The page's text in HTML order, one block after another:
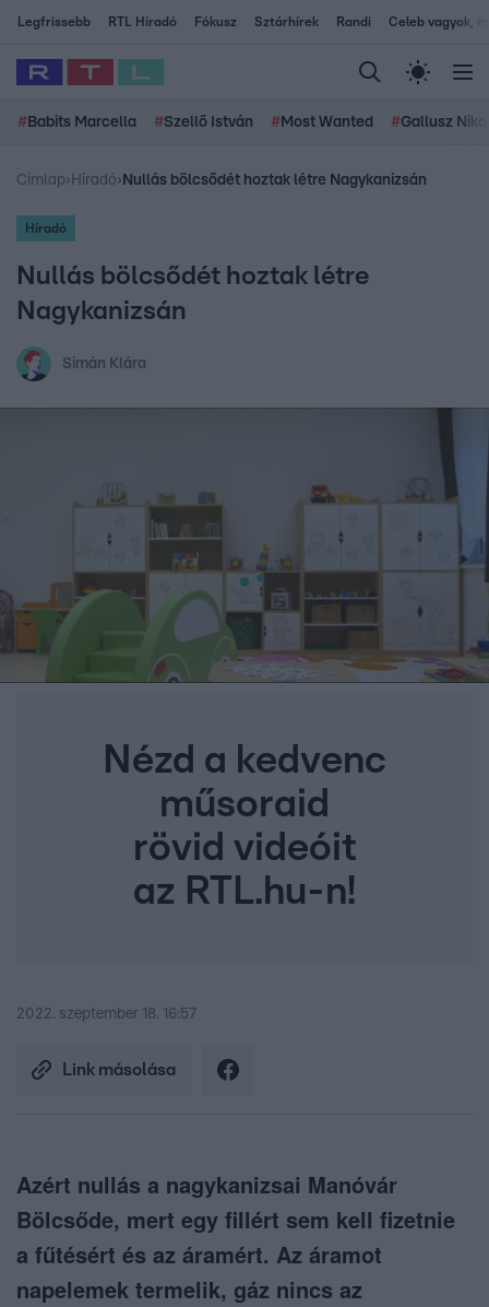
Legfrissebb RTL Híradó Fókusz Sztárhírek Randi Celeb vagyok,
# Babits Marcella #Szellő István # Most Wanted #Gallusz
Címlap› Híradó› Nullás bölcsődét hoztak létre Nagykanizsán
Híradó
Nullás bölcsődét hoztak létre
Nagykanizsán
Simán Klára
Nézd a kedvenc
műsoraid
rövid videóit
az RTL.hu-n!
2022. szeptember 18. 16:57
Link másolása
Azért nullás a nagykanizsai Manóvár
Bölcsőde, mert egy fillért sem kell fizetnie
a fűtésért és az áramért. Az áramot
napelemek termelik, gáz nincs az